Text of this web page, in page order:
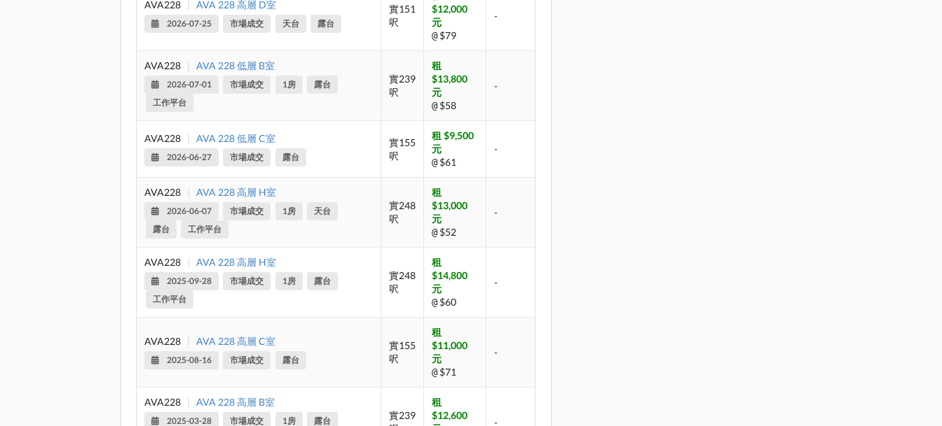
AVA228 | AVA 228 高層 D室
2026-07-25 市場成交 天台 露台
實151
呎
$12,000
元
@ $79
-
AVA228 | AVA 228 低層 B室
2026-07-01 市場成交 1房
露台
工作平台
實239
呎
租
$13,800
元
@ $58
-
AVA228 | AVA 228 低層 C室
2026-06-27 市場成交 露台
實155
呎
租 $9,500
元
@ $61
-
AVA228 | AVA 228 高層 H室
2026-06-07 市場成交 1房
天台
露台
工作平台
實248
呎
租
$13,000
元
@ $52
-
AVA228 | AVA 228 高層 H室
2025-09-28 市場成交 1房
露台
工作平台
實248
呎
租
$14,800
元
@ $60
-
AVA228 | AVA 228 高層 C室
2025-08-16 市場成交 露台
實155
呎
租
$11,000
元
@ $71
-
AVA228 | AVA 228 高層 B室
2025-03-28 市場成交 1房 露台
實239
租
$12,600
-